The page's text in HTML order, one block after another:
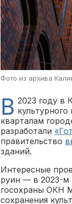
Фото из архива
В 2023 году в
кварталам
разработали
правительство
зданий.
Интересные
руин — в 2023-м
госохраны ОКН
сохранения